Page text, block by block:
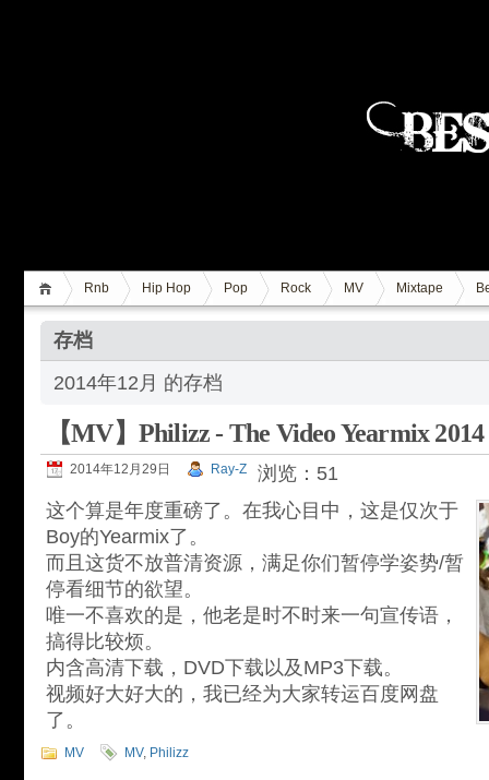
Rnb Hip Hop Pop Rock MV Mixtape
存档
2014年12月 的存档
【MV】Philizz - The Video Yearmix 2014
2014年12月29日 Ray-Z
浏览：51
这个算是年度重磅了。在我心目中，这是仅次于
Boy的Yearmix了。
而且这货不放普清资源，满足你们暂停学姿势/暂
停看细节的欲望。
唯一不喜欢的是，他老是时不时来一句宣传语，
搞得比较烦。
内含高清下载，DVD下载以及MP3下载。
视频好大好大的，我已经为大家转运百度网盘
了。
MV MV, Philizz